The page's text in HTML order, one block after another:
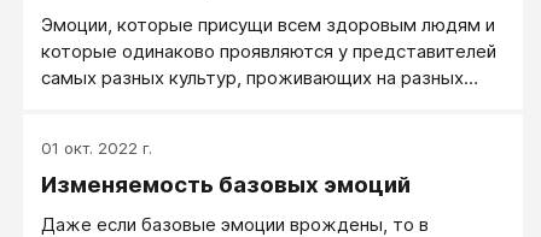
Эмоции, которые присущи всем здоровым людям и
которые одинаково проявляются у представителей
самых разных культур, проживающих на разных
01 окт. 2022 г.
Изменяемость базовых эмоций
Даже если базовые эмоции врождены, то в